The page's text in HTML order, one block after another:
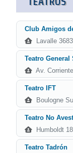
Club Amigos
Lavalle 3683
Teatro General
Av.
Teatro IFT
Boulogne
Teatro No
Humboldt
Teatro Tadrón